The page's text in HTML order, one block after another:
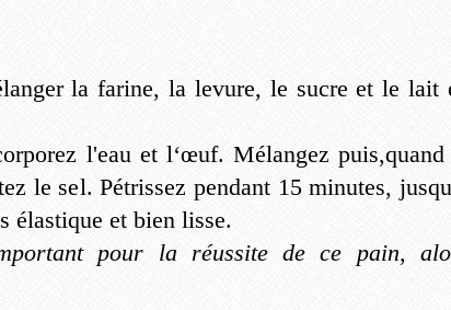
la farine, la levure, le sucre et le lait
l'eau et l‘œuf. Mélangez
le sel. Pétrissez pendant 15 minutes,
élastique et bien lisse.
pour la réussite de ce pain,